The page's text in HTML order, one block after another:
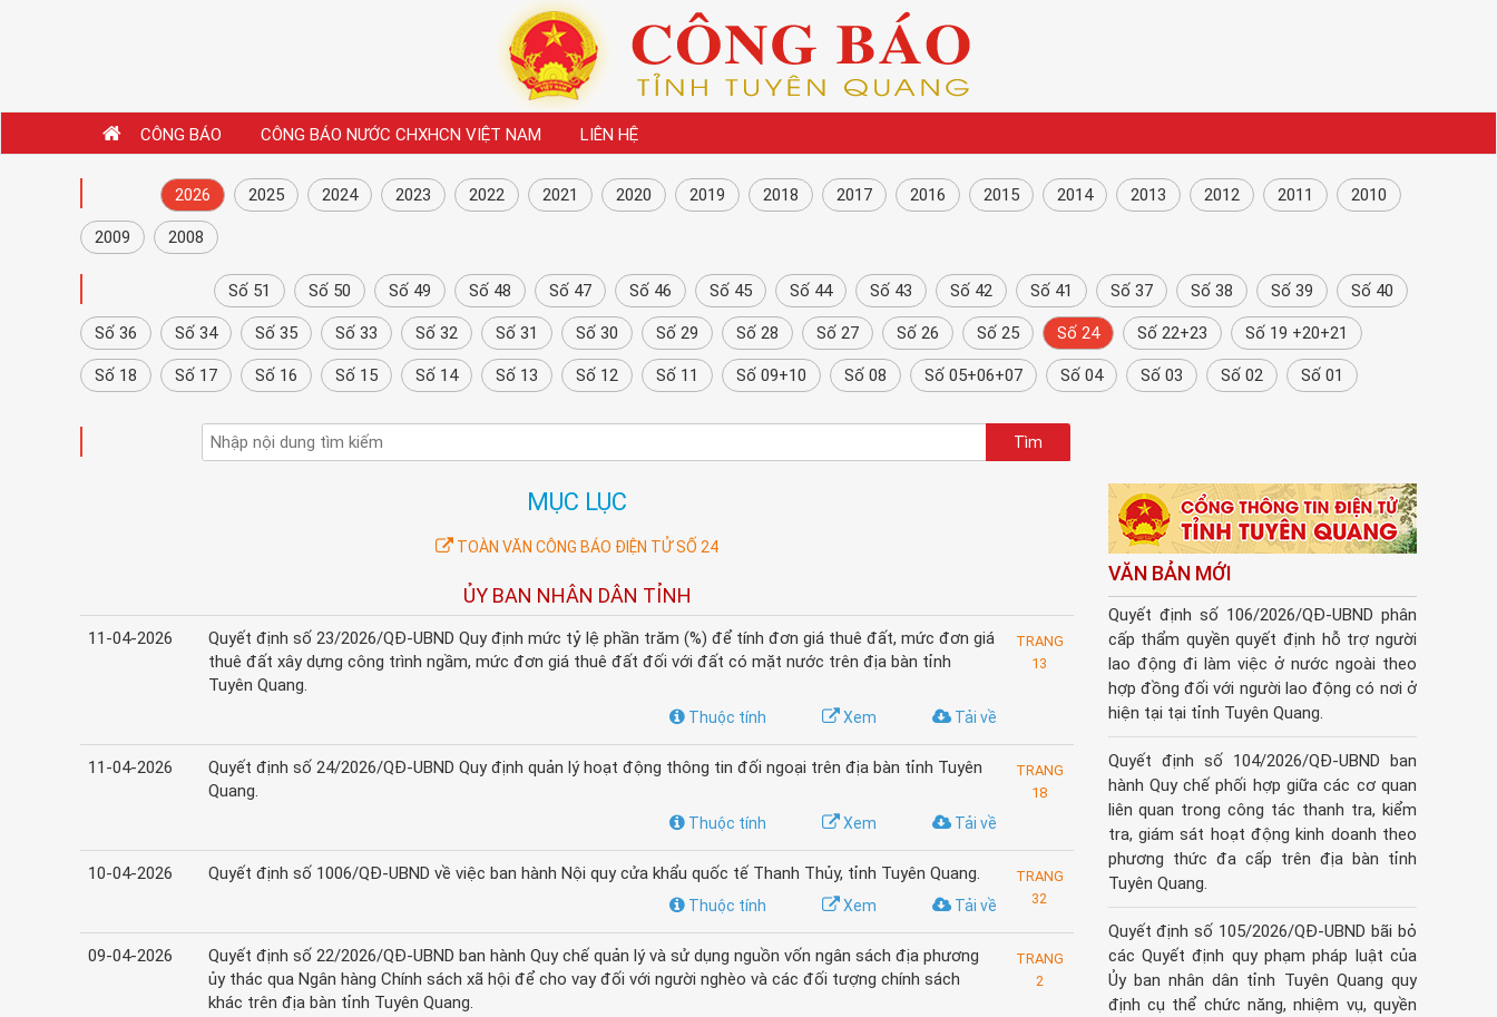
CÔNG BÁO CÔNG BÁO NƯỚC CHXHCN VIỆT NAM LIÊN HỆ
2026 2025 2024 2023 2022 2021 2020 2019 2018 2017 2016 2015 2014 2013 2012 2011 2010
2009 2008
Số 51 Số 50 Số 49 Số 48 Số 47 Số 46 Số 45 Số 44 Số 43 Số 42 Số 41 Số 37 Số 38 Số 39 Số 40
Số 36 Số 34 Số 35 Số 33 Số 32 Số 31 Số 30 Số 29 Số 28 Số 27 Số 26 Số 25 Số 24 Số 22+23 Số 19 +20+21
Số 18 Số 17 Số 16 Số 15 Số 14 Số 13 Số 12 Số 11 Số 09+10 Số 08 Số 05+06+07 Số 04 Số 03 Số 02 Số 01
MỤC LỤC
TOÀN VĂN CÔNG BÁO ĐIỆN TỬ SỐ 24
ỦY BAN NHÂN DÂN TỈNH
11-04-2026
Quyết định số 23/2026/QĐ-UBND Quy định mức tỷ lệ phần trăm (%) để tính đơn giá thuê đất, mức đơn giá
thuê đất xây dựng công trình ngầm, mức đơn giá thuê đất đối với đất có mặt nước trên địa bàn tỉnh
Tuyên Quang.
Tải về
Xem
Thuộc tính
TRANG
13
11-04-2026
Quyết định số 24/2026/QĐ-UBND Quy định quản lý hoạt động thông tin đối ngoại trên địa bàn tỉnh Tuyên
Quang.
Tải về
Xem
Thuộc tính
TRANG
18
10-04-2026 Quyết định số 1006/QĐ-UBND về việc ban hành Nội quy cửa khẩu quốc tế Thanh Thủy, tỉnh Tuyên Quang.
Tải về
Xem
Thuộc tính
TRANG
32
09-04-2026
Quyết định số 22/2026/QĐ-UBND ban hành Quy chế quản lý và sử dụng nguồn vốn ngân sách địa phương
ủy thác qua Ngân hàng Chính sách xã hội để cho vay đối với người nghèo và các đối tượng chính sách
khác trên địa bàn tỉnh Tuyên Quang.
TRANG
2
VĂN BẢN MỚI
Quyết định số 106/2026/QĐ-UBND phân
cấp thẩm quyền quyết định hỗ trợ người
lao động đi làm việc ở nước ngoài theo
hợp đồng đối với người lao động có nơi ở
hiện tại tại tỉnh Tuyên Quang.
Quyết định số 104/2026/QĐ-UBND ban
hành Quy chế phối hợp giữa các cơ quan
liên quan trong công tác thanh tra, kiểm
tra, giám sát hoạt động kinh doanh theo
phương thức đa cấp trên địa bàn tỉnh
Tuyên Quang.
Quyết định số 105/2026/QĐ-UBND bãi bỏ
các Quyết định quy phạm pháp luật của
Ủy ban nhân dân tỉnh Tuyên Quang quy
định cụ thể chức năng, nhiệm vụ, quyền